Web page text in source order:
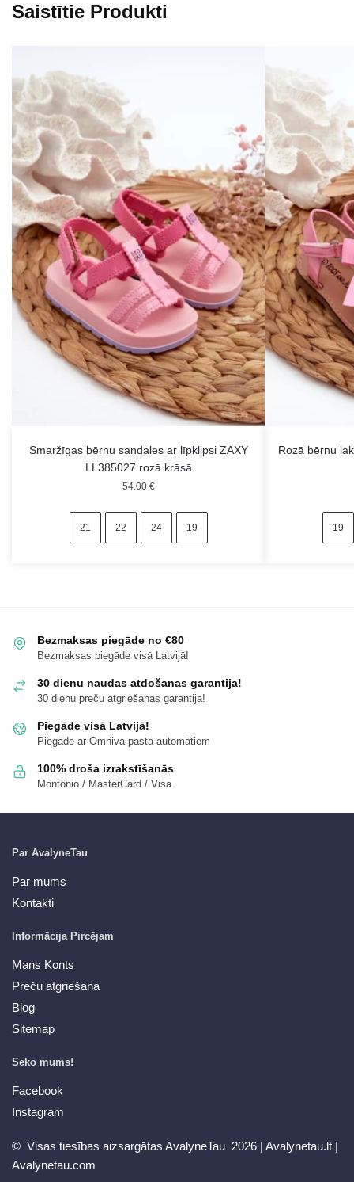
Saistītie Produkti
Smaržīgas bērnu sandales ar līpklipsi ZAXY
LL385027 rozā krāsā
54.00 €
21 22 24 19
Rozā bērnu
19
Bezmaksas piegāde no €80
Bezmaksas piegāde visā Latvijā!
30 dienu naudas atdošanas garantija!
30 dienu preču atgriešanas garantija!
Piegāde visā Latvijā!
Piegāde ar Omniva pasta automātiem
100% droša izrakstīšanās
Montonio / MasterCard / Visa
Par AvalyneTau
Par mums
Kontakti
Informācija Pircējam
Mans Konts
Preču atgriešana
Blog
Sitemap
Seko mums!
Facebook
Instagram
© Visas tiesības aizsargātas AvalyneTau 2026 | Avalynetau.lt |
Avalynetau.com